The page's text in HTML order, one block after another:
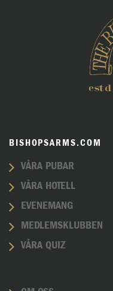
BISHOPSARMS.COM
VÅRA PUBAR
VÅRA HOTELL
EVENEMANG
MEDLEMSKLUBBEN
VÅRA QUIZ